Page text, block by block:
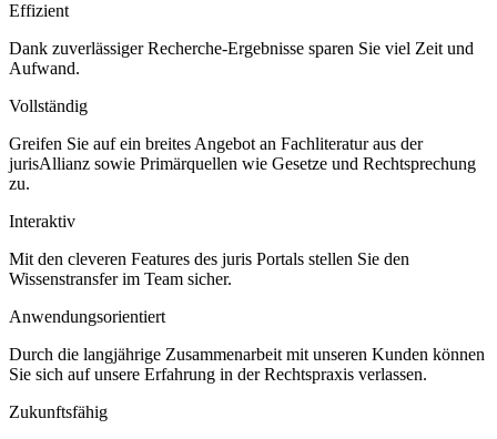
Effizient
Dank zuverlässiger Recherche-Ergebnisse sparen Sie viel Zeit und
Aufwand.
Vollständig
Greifen Sie auf ein breites Angebot an Fachliteratur aus der
jurisAllianz sowie Primärquellen wie Gesetze und Rechtsprechung
zu.
Interaktiv
Mit den cleveren Features des juris Portals stellen Sie den
Wissenstransfer im Team sicher.
Anwendungsorientiert
Durch die langjährige Zusammenarbeit mit unseren Kunden können
Sie sich auf unsere Erfahrung in der Rechtspraxis verlassen.
Zukunftsfähig